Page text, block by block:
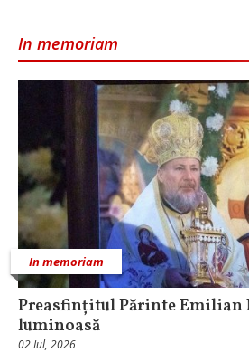
In memoriam
In memoriam
Preasfințitul Părinte Emilian
luminoasă
02 Iul, 2026